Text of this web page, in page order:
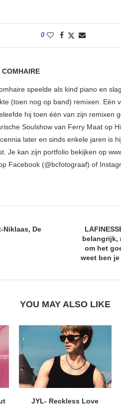
0
COMHAIRE
speelde als kind piano en
(toen nog op band) remixen. Eén
hij toen één van zijn remixen
Soulshow van Ferry Maat op
later en sinds enkele jaren is
Je kan zijn portfolio bekijken op
Facebook (@bcfotograaf) of
Niklaas, De
belangrijk,
om het
weet ben
YOU MAY ALSO LIKE
JYL- Reckless Love